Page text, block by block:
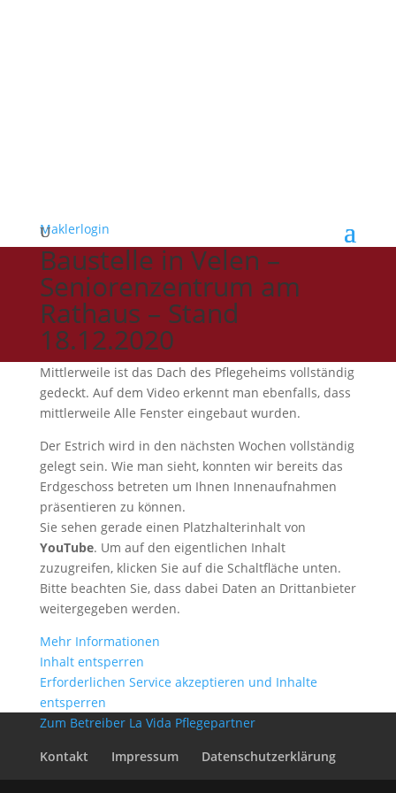
Maklerlogin
Baustelle in Velen –
Seniorenzentrum am
Rathaus – Stand
18.12.2020
Mittlerweile ist das Dach des Pflegeheims vollständig
gedeckt. Auf dem Video erkennt man ebenfalls, dass
mittlerweile Alle Fenster eingebaut wurden.
Der Estrich wird in den nächsten Wochen vollständig
gelegt sein. Wie man sieht, konnten wir bereits das
Erdgeschoss betreten um Ihnen Innenaufnahmen
präsentieren zu können.
Sie sehen gerade einen Platzhalterinhalt von
YouTube. Um auf den eigentlichen Inhalt
zuzugreifen, klicken Sie auf die Schaltfläche unten.
Bitte beachten Sie, dass dabei Daten an Drittanbieter
weitergegeben werden.
Mehr Informationen
Inhalt entsperren
Erforderlichen Service akzeptieren und Inhalte
entsperren
Zum Betreiber La Vida Pflegepartner
Kontakt
Impressum Datenschutzerklärung